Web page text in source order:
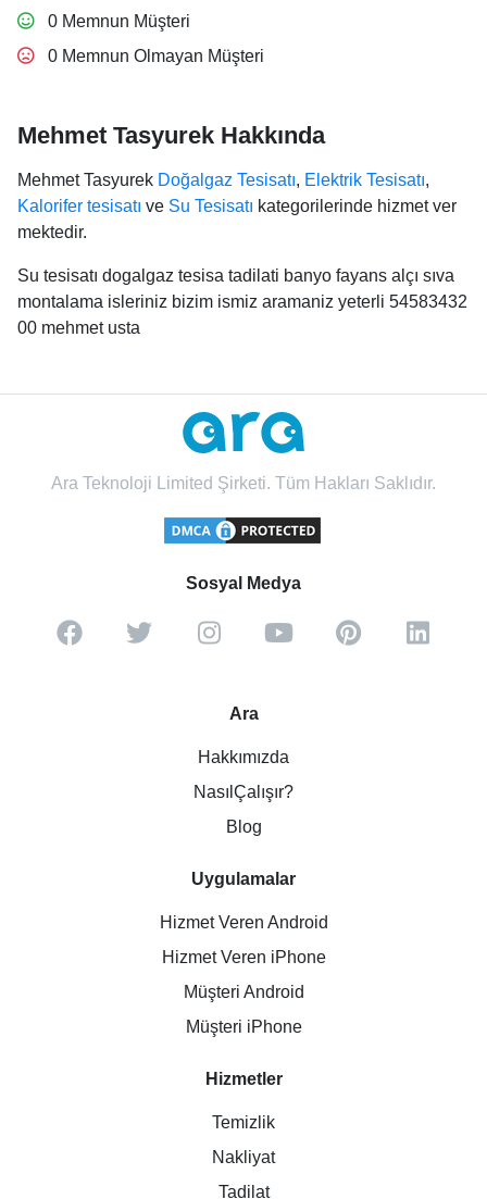
0 Memnun Müşteri
0 Memnun Olmayan Müşteri
Mehmet Tasyurek Hakkında
Mehmet Tasyurek Doğalgaz Tesisatı, Elektrik Tesisatı,
Kalorifer tesisatı ve Su Tesisatı kategorilerinde hizmet ver
mektedir.
Su tesisatı dogalgaz tesisa tadilati banyo fayans alçı sıva
montalama isleriniz bizim ismiz aramaniz yeterli 54583432
00 mehmet usta
Ara Teknoloji Limited Şirketi. Tüm Hakları Saklıdır.
Sosyal Medya
Ara
Hakkımızda
NasılÇalışır?
Blog
Uygulamalar
Hizmet Veren Android
Hizmet Veren iPhone
Müşteri Android
Müşteri iPhone
Hizmetler
Temizlik
Nakliyat
Tadilat